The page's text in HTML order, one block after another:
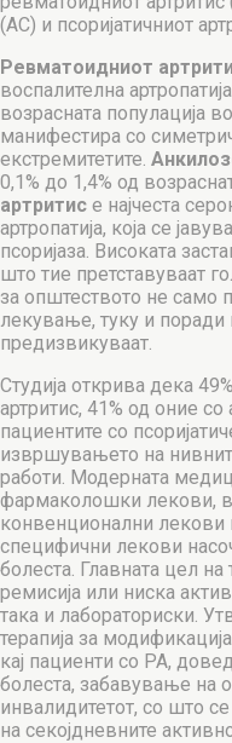
(AC) и псоријатичниот
Ревматоидниот
воспалителна
возрасната популација
манифестира со
екстремитетите.
0,1% до 1,4% од
артритис е најчеста
артропатија, која се
псоријаза. Високата
што тие претставуваат
за општеството не само
лекување, туку и поради
предизвикуваат.
Студија открива дека
артритис, 41% од оние
пациентите со
извршувањето на
работи. Модерната
фармаколошки лекови,
конвенционални
специфични лекови
болеста. Главната цел на
ремисија или ниска
така и лабораториски.
терапија за
кај пациенти со РА,
болеста, забавување на
инвалидитетот, со што
на секојдневните